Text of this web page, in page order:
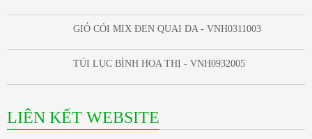
GIỎ CÓI MIX ĐEN QUAI DA - VNH0311003
TÚI LỤC BÌNH HOA THỊ - VNH0932005
LIÊN KẾT WEBSITE